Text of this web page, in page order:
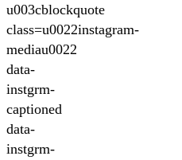
u003cblockquote
class=u0022instagram-
mediau0022
data-
instgrm-
captioned
data-
instgrm-